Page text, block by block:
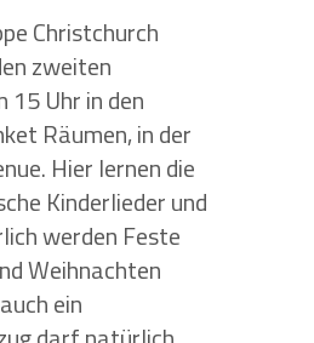
Christchurch
zweiten
Uhr in den
Räumen, in der
Hier lernen die
Kinderlieder und
werden Feste
Weihnachten
ein